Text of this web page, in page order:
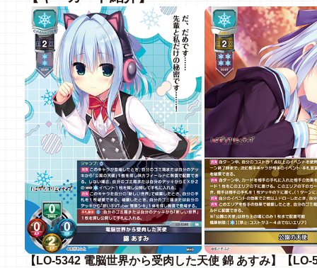
【LO-5342 電脳世界から受肉した天使 錦 あすみ】【